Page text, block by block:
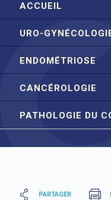
ACCUEIL
URO-
ENDOMÉTRIOSE
CANCÉROLOGIE
PATHOLOGIE DU
PARTAGER